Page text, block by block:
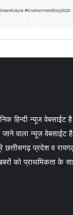
न्यूज वेबसाईट
वाला न्यूज वेबसाईट
प्रदेश व
को प्राथमिकता के